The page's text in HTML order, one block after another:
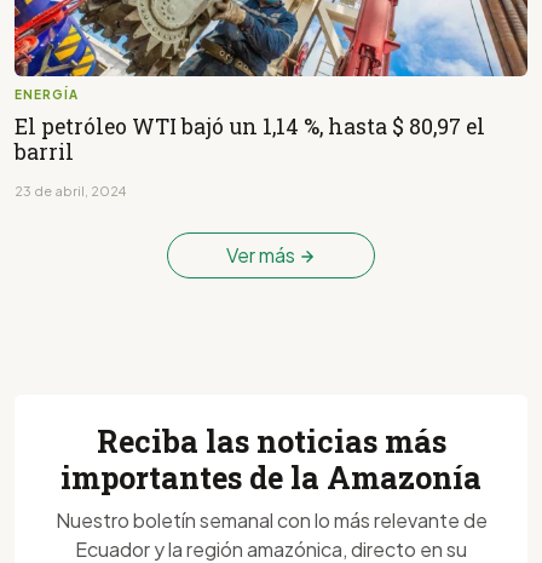
ENERGÍA
El petróleo WTI bajó un 1,14 %, hasta $ 80,97 el
barril
23 de abril, 2024
Ver más
Reciba las noticias más
importantes de la Amazonía
Nuestro boletín semanal con lo más relevante de
Ecuador y la región amazónica, directo en su